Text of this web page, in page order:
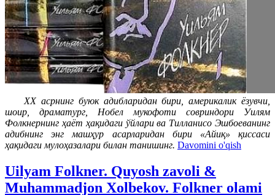
ХХ асрнинг буюк адибларидан бири, америкалик ёзувчи,
шоир, драматург, Нобел мукофоти совриндори Уилям
Фолкнернинг ҳаёт ҳақидаги ўйлари ва Тилланисо Эшбоеванинг
адибнинг энг машҳур асарларидан бири «Айиқ» қиссаси
ҳақидаги мулоҳазалари билан танишинг. Davomini o'qish
Uilyam Folkner. Quyosh zavoli &
Muhammadjon Xolbekov. Folkner olami